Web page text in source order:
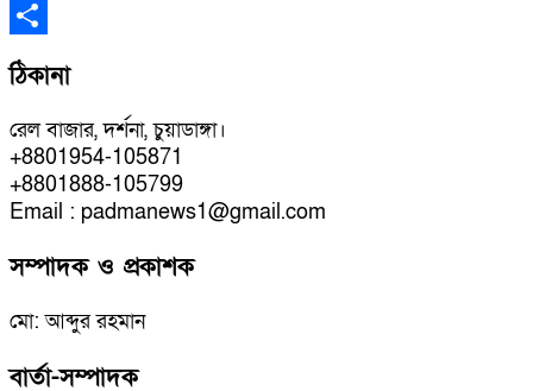
WhatsApp
Share
ঠিকানা
রেল বাজার, দর্শনা, চুয়াডাঙ্গা।
+8801954-105871
+8801888-105799
Email : padmanews1@gmail.com
সম্পাদক ও প্রকাশক
মো: আব্দুর রহমান
বার্তা-সম্পাদক